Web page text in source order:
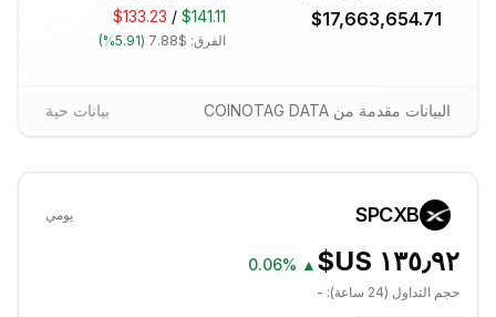
$17,663,654.71
$141.11
/
$133.23
الفرق: $7.88
(
5.91%
)
البيانات مقدمة من COINOTAG DATA بيانات حية
SPCXB يومي
▲
0.06%
حجم التداول (24 ساعة):
-